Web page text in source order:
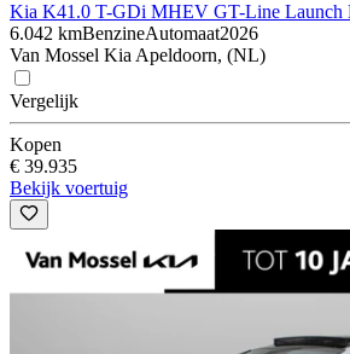
Kia K41.0 T-GDi MHEV GT-Line Launch
6.042 kmBenzineAutomaat2026
Van Mossel Kia Apeldoorn, (NL)
Vergelijk
Kopen
€ 39.935
Bekijk voertuig